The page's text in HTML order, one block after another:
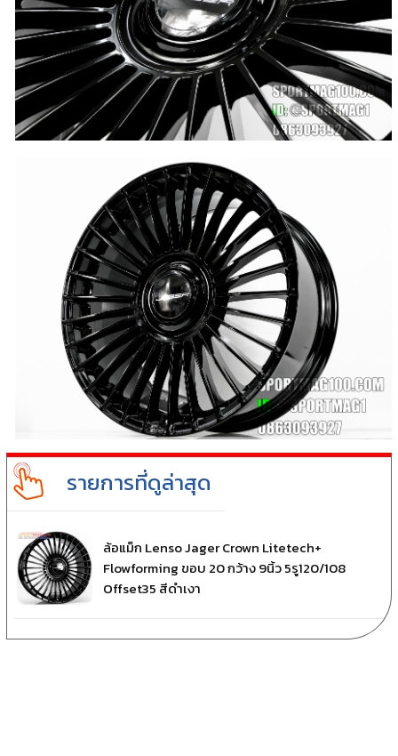
รายการที่ดูล่าสุด
ล้อแม็ก Lenso Jager Crown Litetech+
Flowforming ขอบ 20 กว้าง 9นิ้ว 5รู120/108
Offset35 สีดำเงา